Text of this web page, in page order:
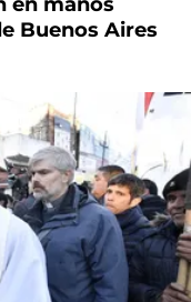
Buenos Aires